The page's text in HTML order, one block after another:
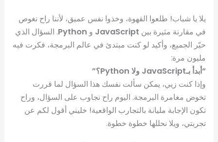
يلا يا شباب! طلعوا القهوة، وخذوا نفس عميق، لأننا راح نغوص
في مقارنة مثيرة بين JavaScript و Python. السؤال الذي
حيّر الجميع، وأكيد لو كنت مبتدئ في عالم البرمجة، فكرت فيه
مليون مرة:
“أبدأ بـJavaScript ولا Python؟”
وإذا كنت زيي، يمكن سألت نفسك هذا السؤال لما قررت
تخوض مغامرة البرمجة. اليوم راح نجاوب على السؤال، وراح
تكون الإجابة مليانة بالتجارب الواقعية! خليني أقول لكم عن
تجربتي، ويلا نحللها خطوة خطوة.